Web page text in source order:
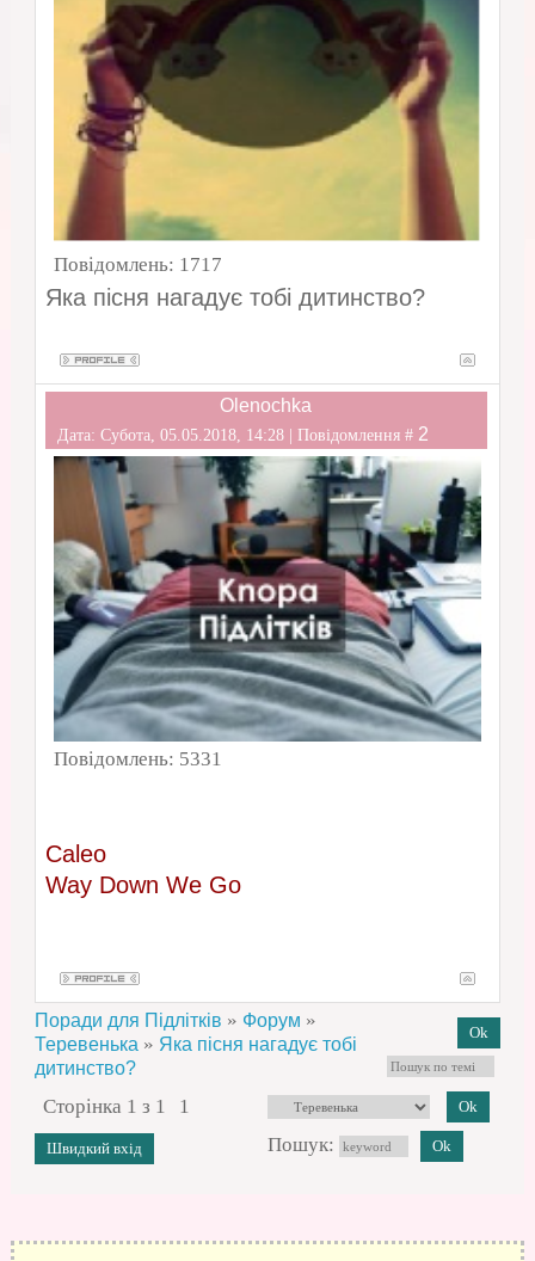
Повідомлень: 1717
Яка пісня нагадує тобі дитинство?
Olenochka
Дата: Субота, 05.05.2018, 14:28 | Повідомлення # 2
Повідомлень: 5331
Caleo
Way Down We Go
Поради для Підлітків » Форум »
Теревенька » Яка пісня нагадує тобі
дитинство?
Сторінка 1 з 1
1
Пошук: